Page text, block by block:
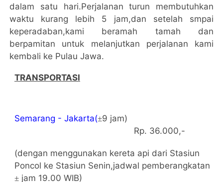
dalam satu hari.Perjalanan turun membutuhkan
waktu kurang lebih 5 jam,dan setelah smpai
keperadaban,kami beramah tamah dan
berpamitan untuk melanjutkan perjalanan kami
kembali ke Pulau Jawa.
TRANSPORTASI
Semarang - Jakarta(±9 jam)
Rp. 36.000,-
(dengan menggunakan kereta api dari Stasiun
Poncol ke Stasiun Senin,jadwal pemberangkatan
±jam 19.00 WIB)